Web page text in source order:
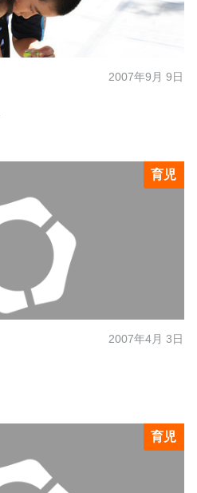
2007年9月 9日
育児
2007年4月 3日
育児